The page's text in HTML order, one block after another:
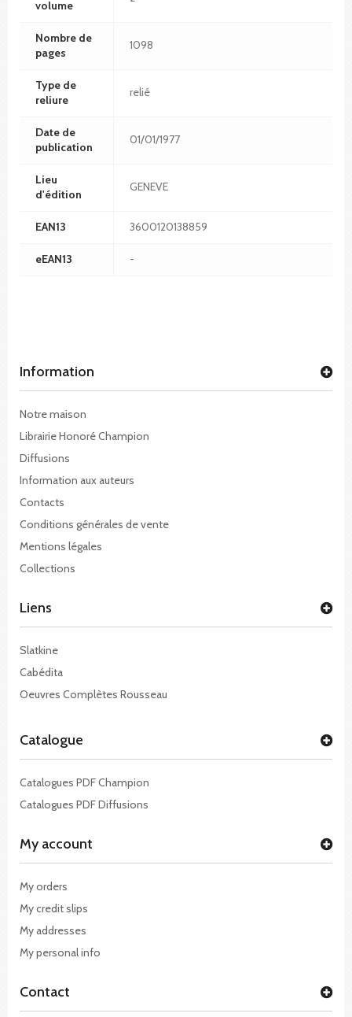
volume
Nombre de
pages
1098
Type de
reliure
relié
Date de
publication
01/01/1977
Lieu
d'édition
GENEVE
EAN13 3600120138859
eEAN13 -
Information
Notre maison
Librairie Honoré Champion
Diffusions
Information aux auteurs
Contacts
Conditions générales de vente
Mentions légales
Collections
Liens
Slatkine
Cabédita
Oeuvres Complètes Rousseau
Catalogue
Catalogues PDF Champion
Catalogues PDF Diffusions
My account
My orders
My credit slips
My addresses
My personal info
Contact